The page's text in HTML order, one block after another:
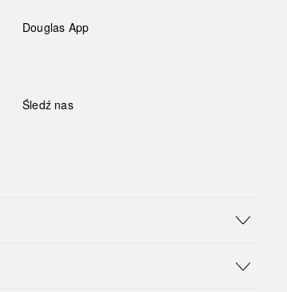
Douglas App
Śledź nas